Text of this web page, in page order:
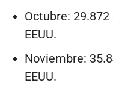
Octubre:
EEUU.
Noviembre:
EEUU.